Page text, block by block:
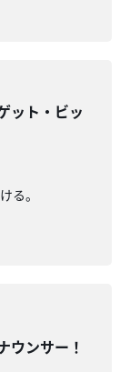
ト・ビッ
る。
ウンサー！